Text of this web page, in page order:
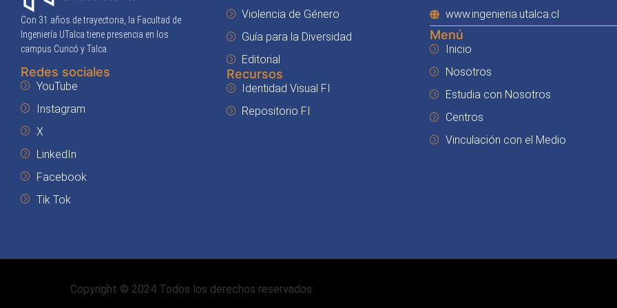
Con 31 años de trayectoria, la Facultad de
Ingeniería UTalca tiene presencia en los
campus Curicó y Talca.
Redes sociales
YouTube
Instagram
X
LinkedIn
Facebook
Tik Tok
Violencia de Género
Guía para la Diversidad
Editorial
Recursos
Identidad Visual FI
Repositorio FI
www.ingenieria.utalca.cl
Menú
Inicio
Nosotros
Estudia con Nosotros
Centros
Vinculación con el Medio
Copyright © 2024 Todos los derechos reservados